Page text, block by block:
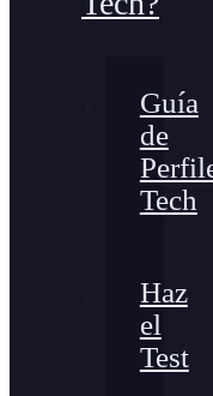
Guía
de
Tech
Haz
el
Test